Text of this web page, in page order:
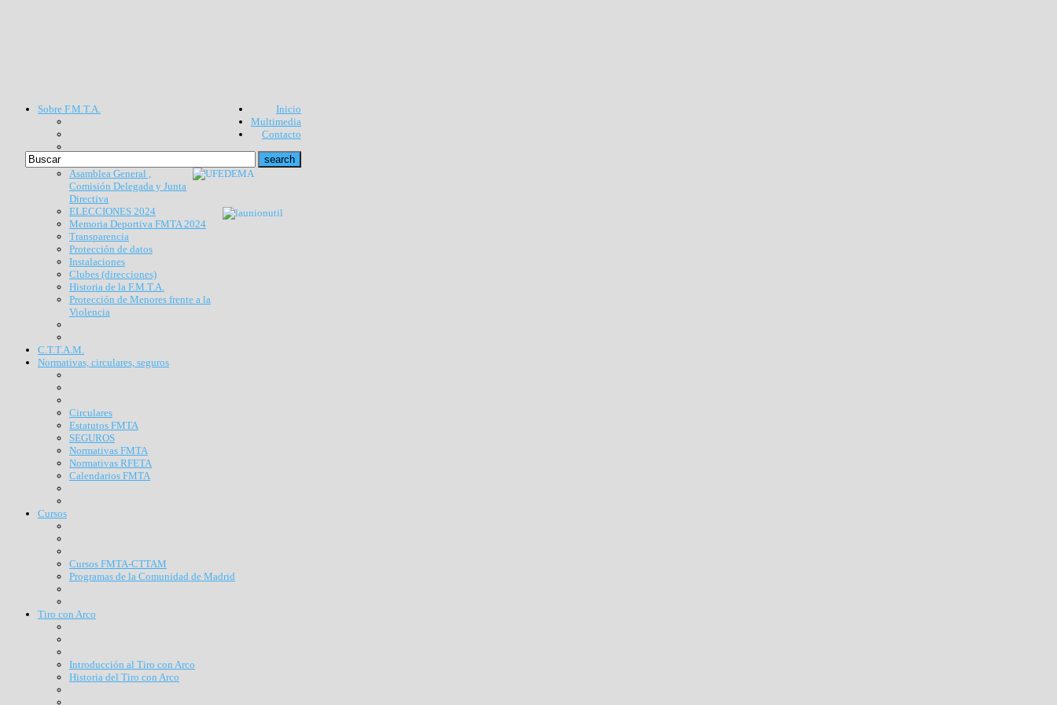
Inicio
Multimedia
Contacto
Sobre F.M.T.A.
Asamblea General ,
Comisión Delegada y Junta
Directiva
ELECCIONES 2024
Memoria Deportiva FMTA 2024
Transparencia
Protección de datos
Instalaciones
Clubes (direcciones)
Historia de la F.M.T.A.
Protección de Menores frente a la
Violencia
C.T.T.A.M.
Normativas, circulares, seguros
Circulares
Estatutos FMTA
SEGUROS
Normativas FMTA
Normativas RFETA
Calendarios FMTA
Cursos
Cursos FMTA-CTTAM
Programas de la Comunidad de Madrid
Tiro con Arco
Introducción al Tiro con Arco
Historia del Tiro con Arco